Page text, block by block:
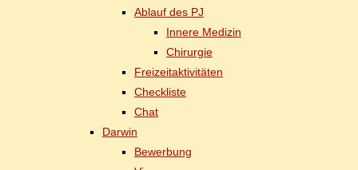
Ab­lauf des PJ
In­ne­re Medizin
Chir­ur­gie
Frei­zeit­ak­ti­vi­tä­ten
Check­lis­te
Chat
Dar­win
Be­wer­bung